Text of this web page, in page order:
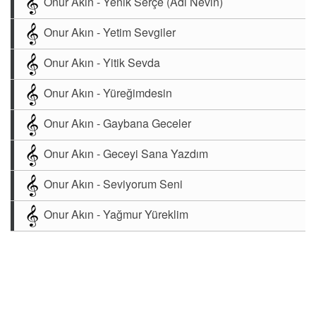
Onur Akın - Yetim Sevgiler
Onur Akın - Yitik Sevda
Onur Akın - Yüreğimdesin
Onur Akın - Gaybana Geceler
Onur Akın - Geceyi Sana Yazdım
Onur Akın - Seviyorum Seni
Onur Akın - Yağmur Yüreklim